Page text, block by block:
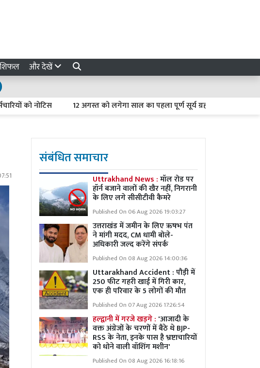
और देखें
नोटिस 12 अगस्त को लगेगा साल का पहला पूर्ण सूर्य ग्रहण : भारत में नहीं
संबंधित समाचार
Uttrakhand News :मॉल रोड पर
हॉर्न बजाने वालों की खैर नहीं, निगरानी
के लिए लगे सीसीटीवी कैमरे
Published On 06 Aug 2026 19:03:27
उत्तराखंड में जमीन के लिए ऋषभ पंत
ने मांगी मदद, CM धामी बोले-
अधिकारी जल्द करेंगे संपर्क
Published On 08 Aug 2026 14:00:36
Uttarakhand Accident : पौड़ी में
250 फीट गहरी खाई में गिरी कार,
एक ही परिवार के 5 लोगों की मौत
Published On 07 Aug 2026 17:26:54
हल्द्वानी में गरजे खड़गे : 'आजादी के
वक्त अंग्रेजों के चरणों में बैठे थे BJP-
RSS के नेता, इनके पास है भ्रष्टाचारियों
को धोने वाली वॉशिंग मशीन'
Published On 08 Aug 2026 16:18:16